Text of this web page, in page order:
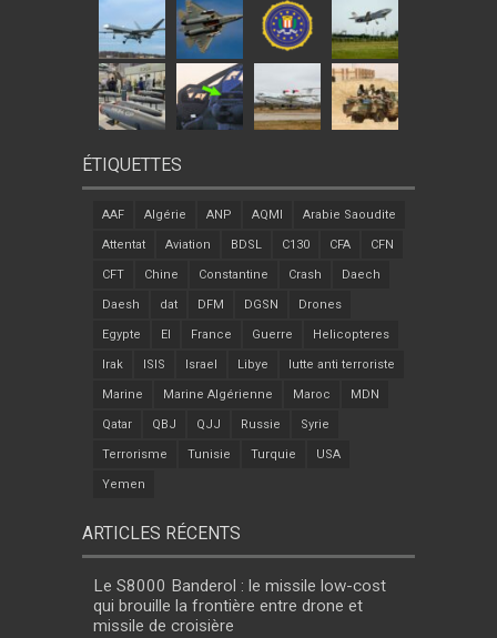
ÉTIQUETTES
AAF Algérie ANP AQMI Arabie Saoudite
Attentat Aviation BDSL C130 CFA CFN
CFT Chine Constantine Crash Daech
Daesh dat DFM DGSN Drones
Egypte EI France Guerre Helicopteres
Irak ISIS Israel Libye lutte anti terroriste
Marine Marine Algérienne Maroc MDN
Qatar QBJ QJJ Russie Syrie
Terrorisme Tunisie Turquie USA
Yemen
ARTICLES RÉCENTS
Le S8000 Banderol : le missile low-cost
qui brouille la frontière entre drone et
missile de croisière